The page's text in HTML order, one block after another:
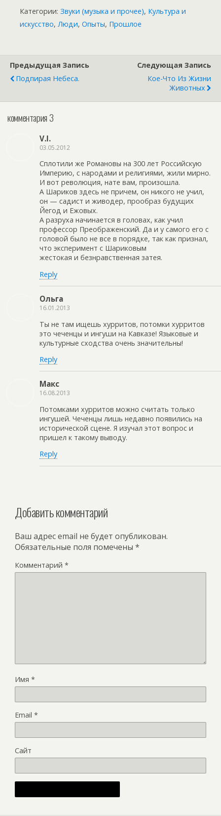
Категории: Звуки (музыка и прочее), Культура и
искусство, Люди, Опыты, Прошлое
Предыдущая Запись
Подпирая Небеса.
Следующая Запись
Кое-Что Из Жизни
Животных
комментария 3
V.I.
03.05.2012
Сплотили же Романовы на 300 лет Российскую
Империю, с народами и религиями, жили мирно.
И вот революция, нате вам, произошла.
А Шариков здесь не причем, он никого не учил,
он — садист и живодер, прообраз будущих
Йегод и Ежовых.
А разруха начинается в головах, как учил
профессор Преображенский. Да и у самого его с
головой было не все в порядке, так как признал,
что эксперимент с Шариковым
жестокая и безнравственная затея.
Reply
Ольга
16.01.2013
Ты не там ищешь хурритов, потомки хурритов
это чеченцы и ингуши на Кавказе! Языковые и
культурные сходства очень значительны!
Reply
Макс
16.08.2013
Потомками хурритов можно считать только
ингушей. Чеченцы лишь недавно появились на
исторической сцене. Я изучал этот вопрос и
пришел к такому выводу.
Reply
Добавить комментарий
Ваш адрес email не будет опубликован.
Обязательные поля помечены *
Комментарий *
Имя *
Email *
Сайт